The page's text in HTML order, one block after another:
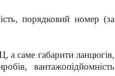
порядковий номер (за
а саме габарити ланцюгів,
вантажопідйомність